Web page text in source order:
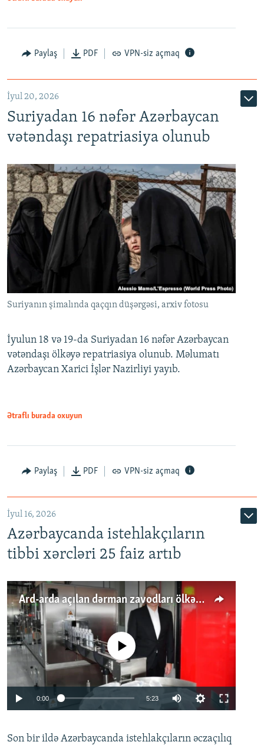
Auto
Paylaş PDF VPN-siz açmaq
İyul 20, 2026
Suriyadan 16 nəfər Azərbaycan
vətəndaşı repatriasiya olunub
Suriyanın şimalında qaçqın düşərgəsi, arxiv fotosu
İyulun 18 və 19-da Suriyadan 16 nəfər Azərbaycan
vətəndaşı ölkəyə repatriasiya olunub. Məlumatı
Azərbaycan Xarici İşlər Nazirliyi yayıb.
Ətraflı burada oxuyun
Paylaş PDF VPN-siz açmaq
İyul 16, 2026
Azərbaycanda istehlakçıların
tibbi xərcləri 25 faiz artıb
Ard-arda açılan dərman zavodları ölkənin tələbatını ödəyirmi?
No media source currently available
0:00 5:23
360p
Son bir ildə Azərbaycanda istehlakçıların əczaçılıq